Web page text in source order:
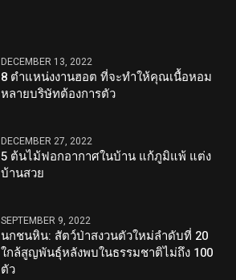
DECEMBER 13, 2022
8 ตำแหน่งงานฮอต ที่จะทำให้คุณเนื้อหอม
หลายบริษัทต้องการตัว
DECEMBER 27, 2022
5 ต้นไม้ฟอกอากาศในบ้าน แก้ภูมิแพ้ แต่ง
บ้านสวย
SEPTEMBER 9, 2022
นกชนหิน: สัตว์ป่าสงวนตัวใหม่ลำดับที่ 20
ใกล้สูญพันธุ์หลังพบในธรรมชาติไม่ถึง 100
ตัว